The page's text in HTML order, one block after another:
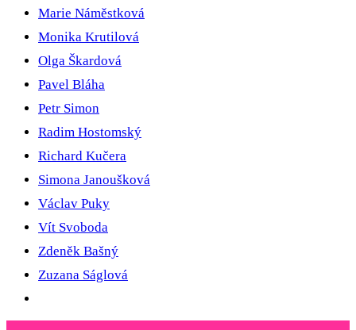
Marie Náměstková
Monika Krutilová
Olga Škardová
Pavel Bláha
Petr Simon
Radim Hostomský
Richard Kučera
Simona Janoušková
Václav Puky
Vít Svoboda
Zdeněk Bašný
Zuzana Ságlová